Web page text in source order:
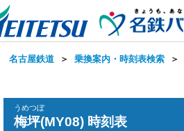
名古屋鉄道 ＞ 乗換案内・時刻表検索 ＞
うめつぼ
梅坪(MY08) 時刻表